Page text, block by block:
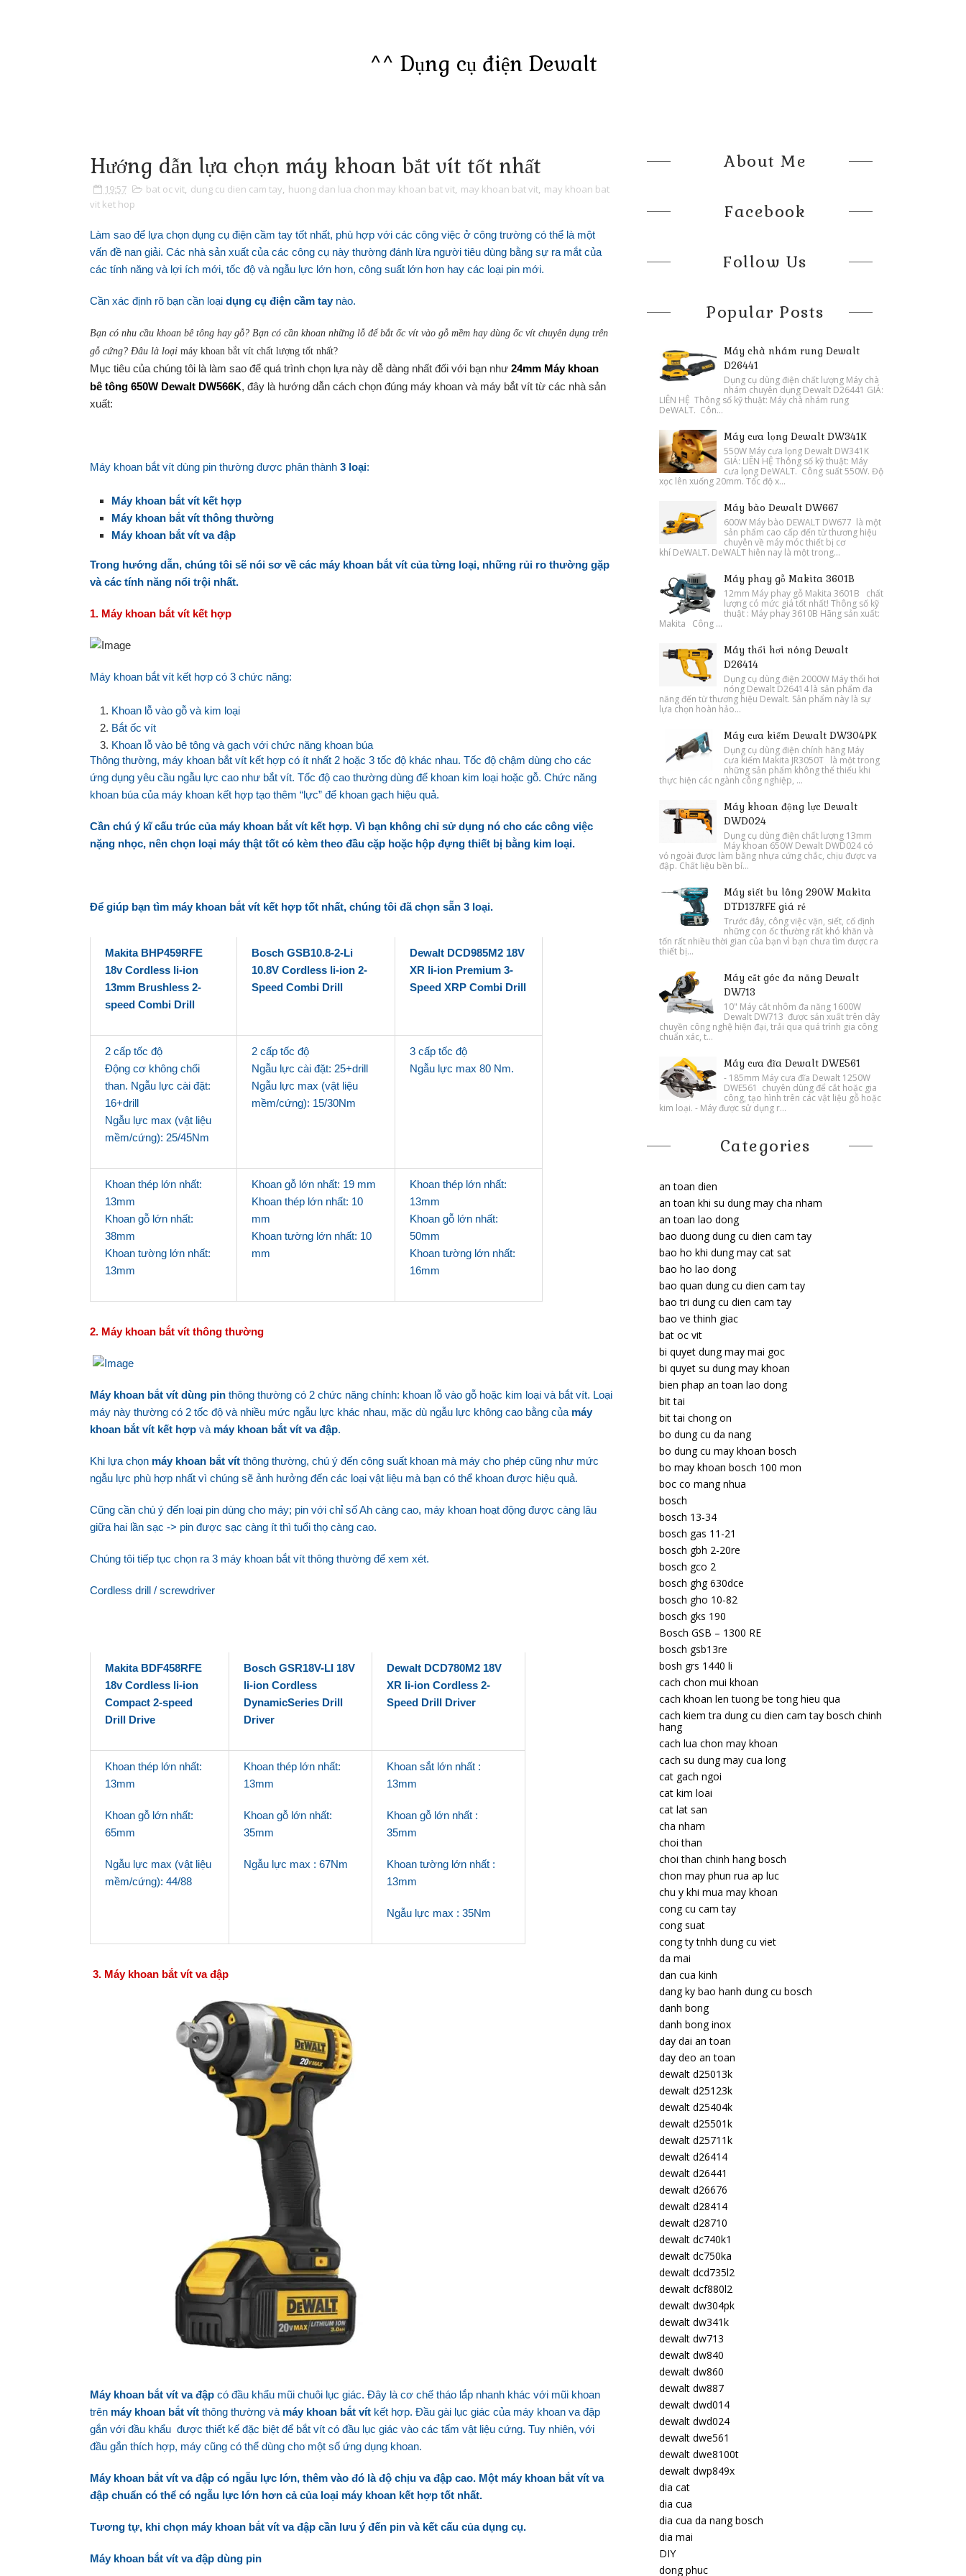
^^ Dụng cụ điện Dewalt
Hướng dẫn lựa chọn máy khoan bắt vít tốt nhất
19:57 bat oc vit, dung cu dien cam tay, huong dan lua chon may khoan bat vit, may khoan bat vit, may khoan bat
vit ket hop
Làm sao để lựa chọn dụng cụ điện cầm taytốt nhất, phù hợp với các công việc ở công trường có thể là một
vấn đề nan giải. Các nhà sản xuất của các công cụ này thường đánh lừa người tiêu dùng bằng sự ra mắt của
các tính năng và lợi ích mới, tốc độ và ngẫu lực lớn hơn, công suất lớn hơn hay các loại pin mới.
Cần xác định rõ bạn cần loại dụng cụ điện cầm taynào.
Bạn có nhu cầu khoan bê tông hay gỗ? Bạn có cần khoan những lỗ để bắt ốc vít vào gỗ mềm hay dùng ốc vít chuyên dụng trên
gỗ cứng? Đâu là loại máy khoan bắt vítchất lượng tốt nhất?
Mục tiêu của chúng tôi là làm sao để quá trình chọn lựa này dễ dàng nhất đối với bạn như 24mm Máy khoan
bê tông 650W Dewalt DW566K, đây là hướng dẫn cách chọn đúng máy khoan và máy bắt vít từ các nhà sản
xuất:
Máy khoan bắt vít dùng pin thường được phân thành 3 loại:
Máy khoan bắt vít kết hợp
Máy khoan bắt vít thông thường
Máy khoan bắt vít va đập
Trong hướng dẫn, chúng tôi sẽ nói sơ về các máy khoan bắt vít của từng loại, những rủi ro thường gặp
và các tính năng nổi trội nhất.
1. Máy khoan bắt vít kết hợp
Máy khoan bắt vít kết hợp có 3 chức năng:
Khoan lỗ vào gỗ và kim loại
Bắt ốc vít
Khoan lỗ vào bê tông và gạch với chức năng khoan búa
Thông thường, máy khoan bắt vít kết hợp có ít nhất 2 hoặc 3 tốc độ khác nhau. Tốc độ chậm dùng cho các
ứng dụng yêu cầu ngẫu lực cao như bắt vít. Tốc độ cao thường dùng để khoan kim loại hoặc gỗ. Chức năng
khoan búa của máy khoan kết hợp tạo thêm “lực”để khoan gạch hiệu quả.
Cần chú ý kĩ cấu trúc của máy khoan bắt vít kết hợp. Vì bạn không chỉ sử dụng nó cho các công việc
nặng nhọc, nên chọn loại máy thật tốt có kèm theo đầu cặp hoặc hộp đựng thiết bị bằng kim loại.
Để giúp bạn tìm máy khoan bắt vít kết hợp tốt nhất, chúng tôi đã chọn sẵn 3 loại.
Makita BHP459RFE
18v Cordless li-ion
13mm Brushless 2-
speed Combi Drill
Bosch GSB10.8-2-Li
10.8V Cordless li-ion 2-
Speed Combi Drill
Dewalt DCD985M2 18V
XR li-ion Premium 3-
Speed XRP Combi Drill
2 cấp tốc độ
Động cơ không chổi
than. Ngẫu lực cài đặt:
16+drill
Ngẫu lực max (vật liệu
mềm/cứng): 25/45Nm
2 cấp tốc độ
Ngẫu lực cài đặt: 25+drill
Ngẫu lực max (vật liệu
mềm/cứng): 15/30Nm
3 cấp tốc độ
Ngẫu lực max 80 Nm.
Khoan thép lớn nhất:
13mm
Khoan gỗ lớn nhất:
38mm
Khoan tường lớn nhất:
13mm
Khoan gỗ lớn nhất: 19 mm
Khoan thép lớn nhất: 10
mm
Khoan tường lớn nhất: 10
mm
Khoan thép lớn nhất:
13mm
Khoan gỗ lớn nhất:
50mm
Khoan tường lớn nhất:
16mm
2. Máy khoan bắt vít thông thường
Máy khoan bắt vít dùng pinthông thường có 2 chức năng chính: khoan lỗ vào gỗ hoặc kim loại và bắt vít. Loại
máy này thường có 2 tốc độ và nhiều mức ngẫu lực khác nhau, mặc dù ngẫu lực không cao bằng của máy
khoan bắt vít kết hợpvà máy khoan bắt vít va đập.
Khi lựa chọn máy khoan bắt vítthông thường, chú ý đến công suất khoan mà máy cho phép cũng như mức
ngẫu lực phù hợp nhất vì chúng sẽ ảnh hưởng đến các loại vật liệu mà bạn có thể khoan được hiệu quả.
Cũng cần chú ý đến loại pin dùng cho máy; pin với chỉ số Ah càng cao, máy khoan hoạt động được càng lâu
giữa hai lần sạc -> pin được sạc càng ít thì tuổi thọ càng cao.
Chúng tôi tiếp tục chọn ra 3 máy khoan bắt vít thông thường để xem xét.
Cordless drill / screwdriver
Makita BDF458RFE
18v Cordless li-ion
Compact 2-speed
Drill Drive
Bosch GSR18V-LI 18V
li-ion Cordless
DynamicSeries Drill
Driver
Dewalt DCD780M2 18V
XR li-ion Cordless 2-
Speed Drill Driver
Khoan thép lớn nhất:
13mm
Khoan gỗ lớn nhất:
65mm
Ngẫu lực max (vật liệu
mềm/cứng): 44/88
Khoan thép lớn nhất:
13mm
Khoan gỗ lớn nhất:
35mm
Ngẫu lực max : 67Nm
Khoan sắt lớn nhất :
13mm
Khoan gỗ lớn nhất :
35mm
Khoan tường lớn nhất :
13mm
Ngẫu lực max : 35Nm
3. Máy khoan bắt vít va đập
Máy khoan bắt vítva đậpcó đầu khẩu mũi chuôi lục giác. Đây là cơ chế tháo lắp nhanh khác với mũi khoan
trên máy khoan bắt vítthông thường và máy khoan bắt vítkết hợp. Đầu gài lục giác của máy khoan va đập
gắn với đầu khẩu được thiết kế đặc biệt để bắt vít có đầu lục giác vào các tấm vật liệu cứng. Tuy nhiên, với
đầu gắn thích hợp, máy cũng có thể dùng cho một số ứng dụng khoan.
Máy khoan bắt vít va đập có ngẫu lực lớn, thêm vào đó là độ chịu va đập cao. Một máy khoan bắt vít va
đập chuẩn có thể có ngẫu lực lớn hơn cả của loại máy khoan kết hợp tốt nhất.
Tương tự, khi chọn máy khoan bắt vít va đập cần lưu ý đến pin và kết cấu của dụng cụ.
Máy khoan bắt vít va đập dùng pin
About Me
Facebook
Follow Us
Popular Posts
Máy chà nhám rung Dewalt
D26441
Dụng cụ dùng điện chất lượng Máy chà
nhám chuyên dụng Dewalt D26441 GIÁ:
LIÊN HỆ Thông số kỹ thuật: Máy chà nhám rung
DeWALT. Côn...
Máy cưa lọng Dewalt DW341K
550W Máy cưa lọng Dewalt DW341K
GIÁ: LIÊN HỆ Thông số kỹ thuật: Máy
cưa lọng DeWALT. Công suất 550W. Độ
xọc lên xuống 20mm. Tốc độ x...
Máy bào Dewalt DW667
600W Máy bào DEWALT DW677 là một
sản phẩm cao cấp đến từ thương hiệu
chuyên về máy móc thiết bị cơ
khí DeWALT. DeWALT hiên nay là một trong...
Máy phay gỗ Makita 3601B
12mm Máy phay gỗ Makita 3601B chất
lượng có mức giá tốt nhất! Thông số kỹ
thuật : Máy phay 3610B Hãng sản xuất:
Makita Công ...
Máy thổi hơi nóng Dewalt
D26414
Dụng cụ dùng điện 2000W Máy thổi hơi
nóng Dewalt D26414 là sản phẩm đa
năng đến từ thương hiệu Dewalt. Sản phẩm này là sự
lựa chọn hoàn hảo...
Máy cưa kiếm Dewalt DW304PK
Dụng cụ dùng điện chính hãng Máy
cưa kiếm Makita JR3050T là một trong
những sản phẩm không thể thiếu khi
thực hiện các ngành công nghiệp, ...
Máy khoan động lực Dewalt
DWD024
Dụng cụ dùng điện chất lượng 13mm
Máy khoan 650W Dewalt DWD024 có
vỏ ngoài được làm bằng nhựa cứng chắc, chịu được va
đập. Chất liệu bền bỉ...
Máy siết bu lông 290W Makita
DTD137RFE giá rẻ
Trước đây, công việc vặn, siết, cố định
những con ốc thường rất khó khăn và
tốn rất nhiều thời gian của bạn vì bạn chưa tìm được ra
thiết bị...
Máy cắt góc đa năng Dewalt
DW713
10" Máy cắt nhôm đa năng 1600W
Dewalt DW713 được sản xuất trên dây
chuyền công nghệ hiện đại, trải qua quá trình gia công
chuẩn xác, t...
Máy cưa đĩa Dewalt DWE561
- 185mm Máy cưa đĩa Dewalt 1250W
DWE561 chuyên dùng để cắt hoặc gia
công, tạo hình trên các vật liệu gỗ hoặc
kim loại. - Máy được sử dụng r...
Categories
an toan dien
an toan khi su dung may cha nham
an toan lao dong
bao duong dung cu dien cam tay
bao ho khi dung may cat sat
bao ho lao dong
bao quan dung cu dien cam tay
bao tri dung cu dien cam tay
bao ve thinh giac
bat oc vit
bi quyet dung may mai goc
bi quyet su dung may khoan
bien phap an toan lao dong
bit tai
bit tai chong on
bo dung cu da nang
bo dung cu may khoan bosch
bo may khoan bosch 100 mon
boc co mang nhua
bosch
bosch 13-34
bosch gas 11-21
bosch gbh 2-20re
bosch gco 2
bosch ghg 630dce
bosch gho 10-82
bosch gks 190
Bosch GSB – 1300 RE
bosch gsb13re
bosh grs 1440 li
cach chon mui khoan
cach khoan len tuong be tong hieu qua
cach kiem tra dung cu dien cam tay bosch chinh
hang
cach lua chon may khoan
cach su dung may cua long
cat gach ngoi
cat kim loai
cat lat san
cha nham
choi than
choi than chinh hang bosch
chon may phun rua ap luc
chu y khi mua may khoan
cong cu cam tay
cong suat
cong ty tnhh dung cu viet
da mai
dan cua kinh
dang ky bao hanh dung cu bosch
danh bong
danh bong inox
day dai an toan
day deo an toan
dewalt d25013k
dewalt d25123k
dewalt d25404k
dewalt d25501k
dewalt d25711k
dewalt d26414
dewalt d26441
dewalt d26676
dewalt d28414
dewalt d28710
dewalt dc740k1
dewalt dc750ka
dewalt dcd735l2
dewalt dcf880l2
dewalt dw304pk
dewalt dw341k
dewalt dw713
dewalt dw840
dewalt dw860
dewalt dw887
dewalt dwd014
dewalt dwd024
dewalt dwe561
dewalt dwe8100t
dewalt dwp849x
dia cat
dia cua
dia cua da nang bosch
dia mai
DIY
dong phuc